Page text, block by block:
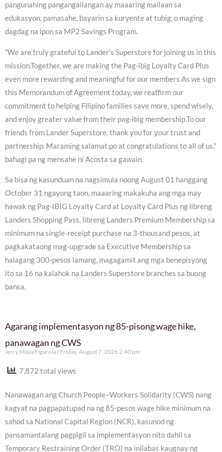
pangunahing pangangailangan ay maaaring mailaan sa
edukasyon, pamasahe, bayarin sa kuryente at tubig, o maging
dagdag na ipon sa MP2 Savings Program.
“We are truly grateful to Lander’s Superstore for joining us in this
mission.Together, we are making the Pag-ibig Loyalty Card Plus
even more rewarding and meaningful for our members.As we sign
this Memorandum of Agreement today, we reaffirm our
commitment to helping Filipino families save more, spend wisely,
and enjoy greater value from their pag-ibig membership.To our
friends from Lander Superstore, thank you for your trust and
partnership. Maraming salamat po at congratulations to all of us,”
bahagi pa ng mensahe ni Acosta sa gawain.
Sa bisa ng kasunduan na nagsimula noong August 01 hanggang
October 31 ngayong taon, maaaring makakuha ang mga may
hawak ng Pag-IBIG Loyalty Card at Loyalty Card Plus ng libreng
Landers Shopping Pass, libreng Landers Premium Membership sa
minimum na single-receipt purchase na 3-thousand pesos, at
pagkakataong mag-upgrade sa Executive Membership sa
halagang 300-pesos lamang, magagamit ang mga benepisyong
ito sa 16 na kalahok na Landers Superstore branches sa buong
bansa.
Agarang implementasyon ng 85-pisong wage hike,
panawagan ng CWS
Jerry Maya Figarola Friday, August 7, 2026 2:40 pm
7,872 total views
Nanawagan ang Church People–Workers Solidarity (CWS) nang
kagyat na pagpapatupad na ng 85-pesos wage hike minimum na
sahod sa National Capital Region (NCR), kasunod ng
pansamantalang pagpigil sa implementasyon nito dahil sa
Temporary Restraining Order (TRO) na inilabas kaugnay ng